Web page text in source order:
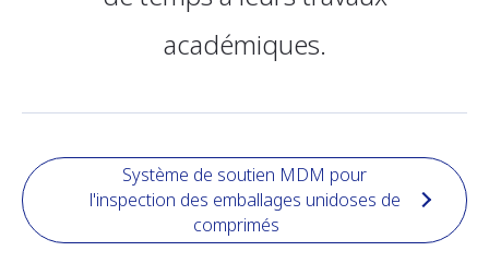
académiques.
Système de soutien MDM pour
l'inspection des emballages unidoses de
comprimés